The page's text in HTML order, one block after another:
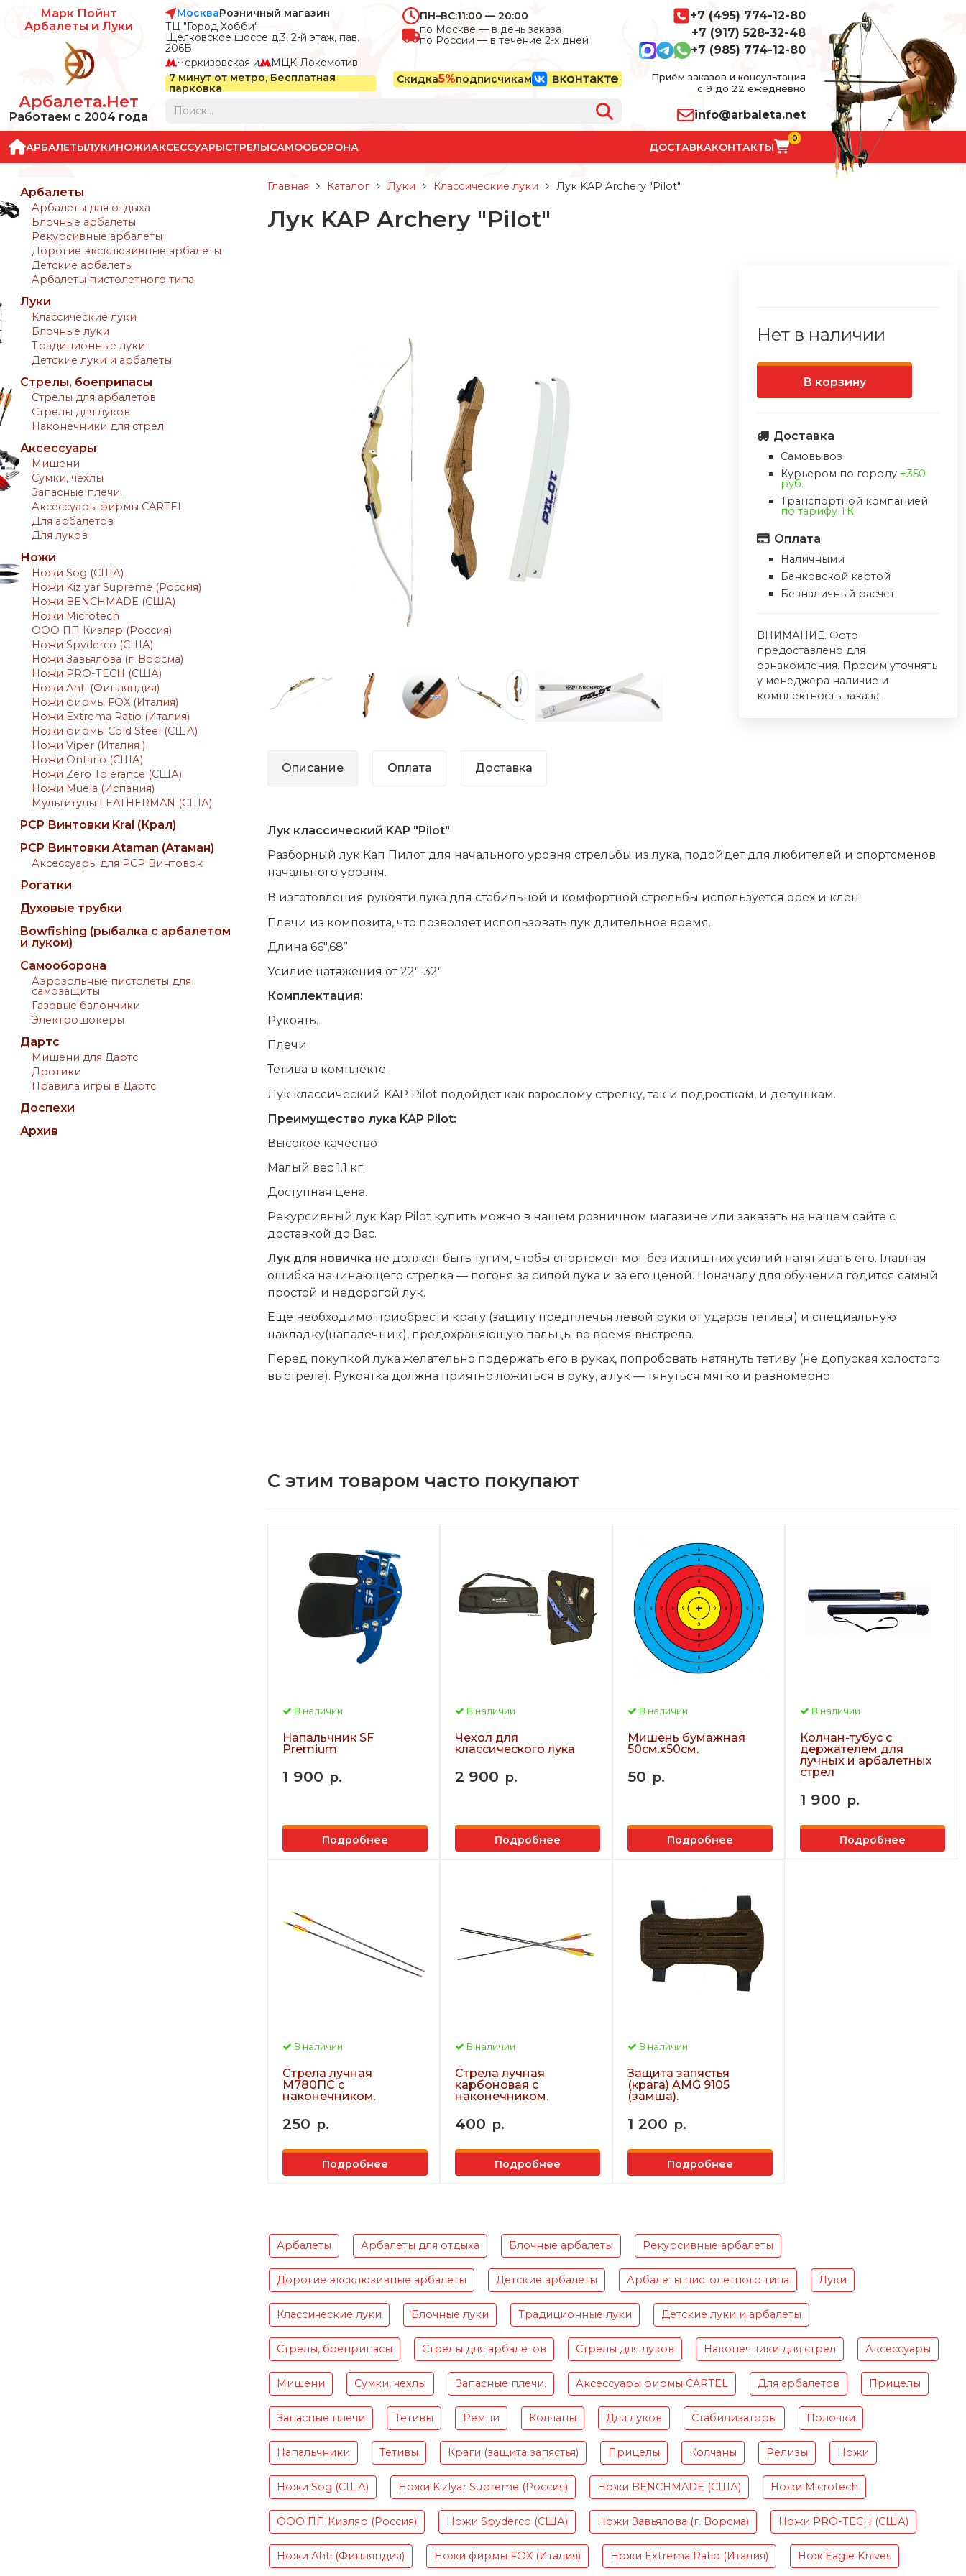
Марк Пойнт
Арбалеты и Луки
Арбалета.Нет
Работаем с 2004 года
МоскваРозничный магазин
ТЦ "Город Хобби"
Щелковское шоссе д.3, 2-й этаж, пав.
206Б
Черкизовская и
МЦК Локомотив
ПН–ВС:11:00 — 20:00
по Москве — в день заказа
по России — в течение 2-х дней
7 минут от метро, Бесплатная
парковка
Скидка5%подписчикам
+7 (495) 774-12-80
+7 (917) 528-32-48
+7 (985) 774-12-80
Приём заказов и консультация
с 9 до 22 ежедневно
info@arbaleta.net
АРБАЛЕТЫЛУКИНОЖИАКСЕССУАРЫСТРЕЛЫСАМООБОРОНА ДОСТАВКАКОНТАКТЫ
0
Арбалеты
Арбалеты для отдыха
Блочные арбалеты
Рекурсивные арбалеты
Дорогие эксклюзивные арбалеты
Детские арбалеты
Арбалеты пистолетного типа
Луки
Классические луки
Блочные луки
Традиционные луки
Детские луки и арбалеты
Стрелы, боеприпасы
Стрелы для арбалетов
Стрелы для луков
Наконечники для стрел
Аксессуары
Мишени
Сумки, чехлы
Запасные плечи.
Аксессуары фирмы CARTEL
Для арбалетов
Для луков
Ножи
Ножи Sog (США)
Ножи Kizlyar Supreme (Россия)
Ножи BENCHMADE (США)
Ножи Microtech
ООО ПП Кизляр (Россия)
Ножи Spyderco (США)
Ножи Завьялова (г. Ворсма)
Ножи PRO-TECH (США)
Ножи Ahti (Финляндия)
Ножи фирмы FOX (Италия)
Ножи Extrema Ratio (Италия)
Ножи фирмы Cold Steel (США)
Ножи Viper (Италия )
Ножи Ontario (США)
Ножи Zero Tolerance (США)
Ножи Muela (Испания)
Мультитулы LEATHERMAN (США)
PCP Винтовки Kral (Крал)
PCP Винтовки Ataman (Атаман)
Аксессуары для PCP Винтовок
Рогатки
Духовые трубки
Bowfishing (рыбалка с арбалетом
и луком)
Самооборона
Аэрозольные пистолеты для
самозащиты
Газовые балончики
Электрошокеры
Дартс
Мишени для Дартс
Дротики
Правила игры в Дартс
Доспехи
Архив
Главная Каталог Луки Классические луки Лук KAP Archery "Pilot"
Лук KAP Archery "Pilot"
Нет в наличии
В корзину
Доставка
Самовывоз
Курьером по городу +350
руб.
Транспортной компанией
по тарифу ТК.
Оплата
Наличными
Банковской картой
Безналичный расчет
ВНИМАНИЕ. Фото
предоставлено для
ознакомления. Просим уточнять
у менеджера наличие и
комплектность заказа.
Описание Оплата Доставка
Лук классический KAP "Pilot"
Разборный лук Кап Пилот для начального уровня стрельбы из лука, подойдет для любителей и спортсменов
начального уровня.
В изготовления рукояти лука для стабильной и комфортной стрельбы используется орех и клен.
Плечи из композита, что позволяет использовать лук длительное время.
Длина 66",68”
Усилие натяжения от 22"-32"
Комплектация:
Рукоять.
Плечи.
Тетива в комплекте.
Лук классический KAP Pilot подойдет как взрослому стрелку, так и подросткам, и девушкам.
Преимущество лука KAP Pilot:
Высокое качество
Малый вес 1.1 кг.
Доступная цена.
Рекурсивный лук Kap Pilot купить можно в нашем розничном магазине или заказать на нашем сайте с
доставкой до Вас.
Лук для новичка не должен быть тугим, чтобы спортсмен мог без излишних усилий натягивать его. Главная
ошибка начинающего стрелка — погоня за силой лука и за его ценой. Поначалу для обучения годится самый
простой и недорогой лук.
Еще необходимо приобрести крагу (защиту предплечья левой руки от ударов тетивы) и специальную
накладку(напалечник), предохраняющую пальцы во время выстрела.
Перед покупкой лука желательно подержать его в руках, попробовать натянуть тетиву (не допуская холостого
выстрела). Рукоятка должна приятно ложиться в руку, а лук — тянуться мягко и равномерно
С этим товаром часто покупают
В наличии
Напальчник SF
Premium
1 900 р.
Подробнее
В наличии
Чехол для
классического лука
2 900 р.
Подробнее
В наличии
Мишень бумажная
50см.х50см.
50 р.
Подробнее
В наличии
Колчан-тубус с
держателем для
лучных и арбалетных
стрел
1 900 р.
Подробнее
В наличии
Стрела лучная
М780ПС с
наконечником.
250 р.
Подробнее
В наличии
Стрела лучная
карбоновая с
наконечником.
400 р.
Подробнее
В наличии
Защита запястья
(крага) AMG 9105
(замша).
1 200 р.
Подробнее
Арбалеты Арбалеты для отдыха Блочные арбалеты Рекурсивные арбалеты
Дорогие эксклюзивные арбалеты Детские арбалеты Арбалеты пистолетного типа Луки
Классические луки Блочные луки Традиционные луки Детские луки и арбалеты
Стрелы, боеприпасы Стрелы для арбалетов Стрелы для луков Наконечники для стрел Аксессуары
Мишени Сумки, чехлы Запасные плечи. Аксессуары фирмы CARTEL Для арбалетов Прицелы
Запасные плечи Тетивы Ремни Колчаны Для луков Стабилизаторы Полочки
Напальчники Тетивы Краги (защита запястья) Прицелы Колчаны Релизы Ножи
Ножи Sog (США) Ножи Kizlyar Supreme (Россия) Ножи BENCHMADE (США) Ножи Microtech
ООО ПП Кизляр (Россия) Ножи Spyderco (США) Ножи Завьялова (г. Ворсма) Ножи PRO-TECH (США)
Ножи Ahti (Финляндия) Ножи фирмы FOX (Италия) Ножи Extrema Ratio (Италия) Нож Eagle Knives